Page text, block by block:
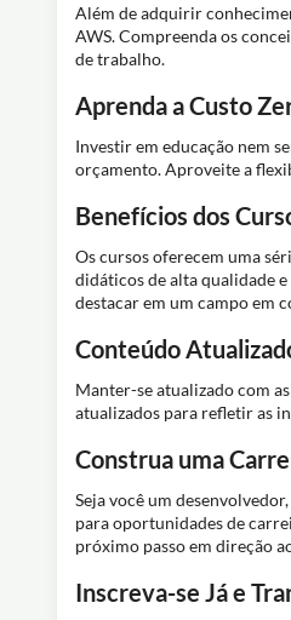
Além de adquirir
AWS. Compreenda os
de trabalho.
Aprenda a Custo
Investir em educação nem
orçamento. Aproveite a
Benefícios dos
Os cursos oferecem uma
didáticos de alta qualidade
destacar em um campo em
Conteúdo
Manter-se atualizado com
atualizados para refletir as
Construa uma
Seja você um
para oportunidades de
próximo passo em direção
Inscreva-se Já e